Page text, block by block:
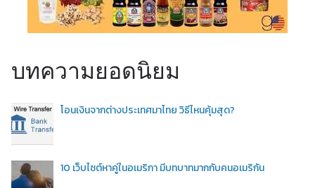
บทความยอดนิยม
โอนเงินจากต่างประเทศมาไทย วิธีไหนคุ้มสุด?
10 เว็บไซต์หาคู่ในอเมริกา มีบทบาทมากกับคนอเมริกัน